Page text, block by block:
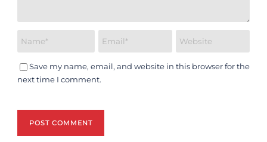
Save my name, email, and website in this browser for the
next time I comment.